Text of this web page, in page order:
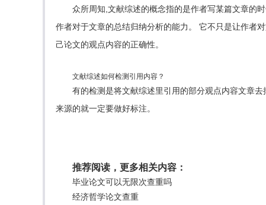
众所周知,文献综述的概念指的是作者写某篇文章的
作者对于文章的总结归纳分析的能力。 它不只是让作者
己论文的观点内容的正确性。
文献综述如何检测引用内容？
有的检测是将文献综述里引用的部分观点内容文章
来源的就一定要做好标注。
推荐阅读，更多相关内容：
毕业论文可以无限次查重吗
经济哲学论文查重